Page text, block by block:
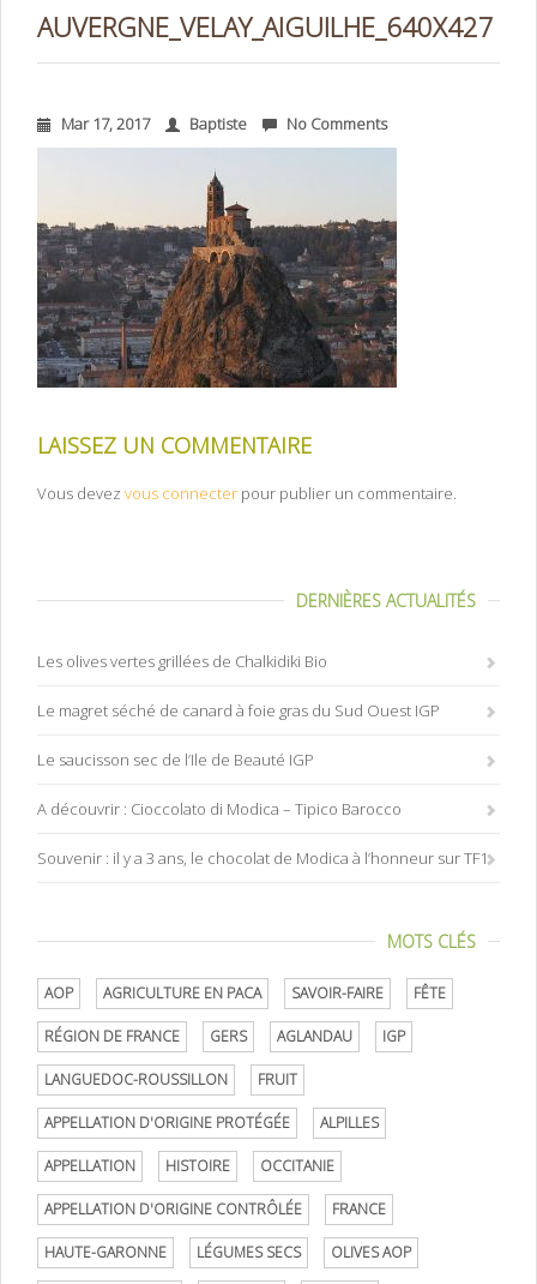
AUVERGNE_VELAY_AIGUILHE_640X427
Mar 17, 2017 Baptiste No Comments
LAISSEZ UN COMMENTAIRE
Vous devez vous connecter pour publier un commentaire.
DERNIÈRES ACTUALITÉS
Les olives vertes grillées de Chalkidiki Bio
Le magret séché de canard à foie gras du Sud Ouest IGP
Le saucisson sec de l’Ile de Beauté IGP
A découvrir : Cioccolato di Modica – Tipico Barocco
Souvenir : il y a 3 ans, le chocolat de Modica à l’honneur sur TF1
MOTS CLÉS
AOP AGRICULTURE EN PACA SAVOIR-FAIRE FÊTE
RÉGION DE FRANCE GERS AGLANDAU IGP
LANGUEDOC-ROUSSILLON FRUIT
APPELLATION D'ORIGINE PROTÉGÉE ALPILLES
APPELLATION HISTOIRE OCCITANIE
APPELLATION D'ORIGINE CONTRÔLÉE FRANCE
HAUTE-GARONNE LÉGUMES SECS OLIVES AOP